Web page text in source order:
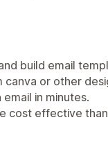
build email
or other
in minutes.
cost effective